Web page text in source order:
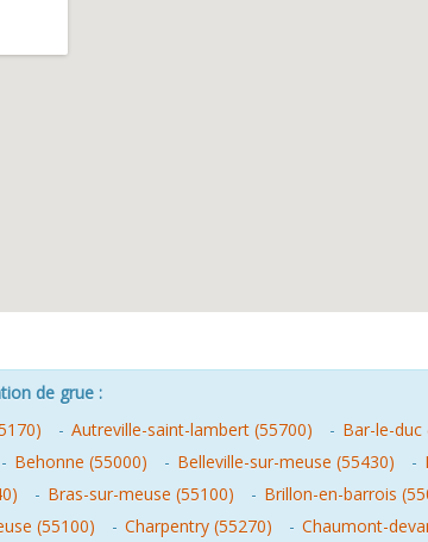
de grue :
- Autreville-saint-lambert (55700) - Bar-le-duc
- Behonne (55000) - Belleville-sur-meuse (55430) -
- Bras-sur-meuse (55100) - Brillon-en-barrois
(55100) - Charpentry (55270) - Chaumont-